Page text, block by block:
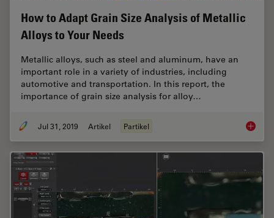
How to Adapt Grain Size Analysis of Metallic
Alloys to Your Needs
Metallic alloys, such as steel and aluminum, have an
important role in a variety of industries, including
automotive and transportation. In this report, the
importance of grain size analysis for alloy…
Jul 31, 2019 Artikel Partikel How to